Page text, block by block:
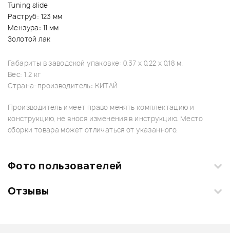
Tuning slide
Раструб: 123 мм
Мензура: 11 мм
Золотой лак
Габариты в заводской упаковке: 0.37 x 0.22 x 0.18 м.
Вес: 1.2 кг
Страна-производитель: КИТАЙ
Производитель имеет право менять комплектацию и
конструкцию, не внося изменения в инструкцию. Место
сборки товара может отличаться от указанного.
Фото пользователей
Загрузите свои фотографии купленного товара и получите
Отзывы